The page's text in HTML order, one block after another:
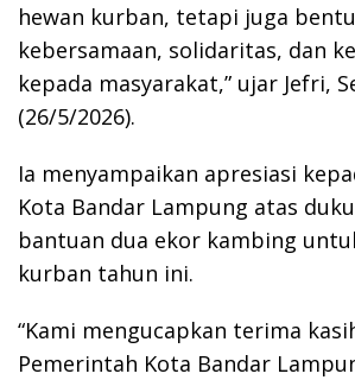
hewan kurban, tetapi juga
kebersamaan, solidaritas, dan
kepada masyarakat,” ujar Jefri,
(26/5/2026).
Ia menyampaikan apresiasi
Kota Bandar Lampung atas
bantuan dua ekor kambing
kurban tahun ini.
“Kami mengucapkan terima
Pemerintah Kota Bandar